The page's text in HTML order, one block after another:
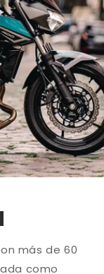
más de 60
como